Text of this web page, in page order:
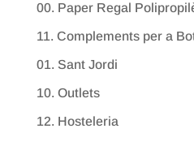
00. Paper Regal
11. Complements per a
01. Sant Jordi
10. Outlets
12. Hosteleria